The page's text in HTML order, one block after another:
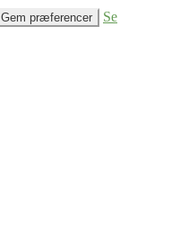
Gem præferencer
Se